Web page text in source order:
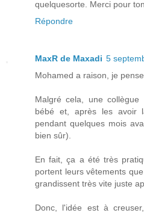
quelquesorte. Merci pour
Répondre
MaxR de Maxadi 5
Mohamed a raison, je pense.
Malgré cela, une
bébé et, après les avoir
pendant quelques mois
bien sûr).
En fait, ça a été très
portent leurs vêtements
grandissent très vite juste
Donc, l'idée est à